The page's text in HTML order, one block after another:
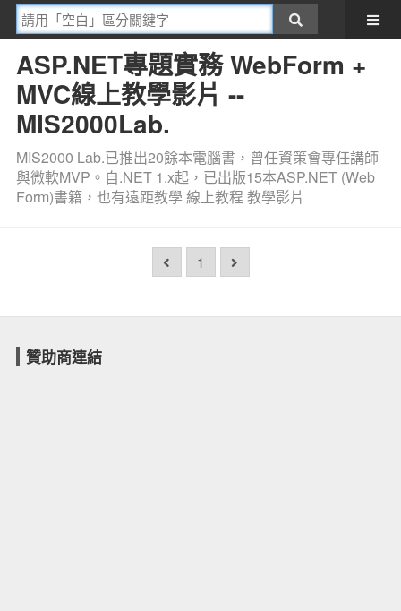
ASP.NET專題實務 WebForm +
MVC線上教學影片 --
MIS2000Lab.
MIS2000 Lab.已推出20餘本電腦書，曾任資策會專任講師
與微軟MVP。自.NET 1.x起，已出版15本ASP.NET (Web
Form)書籍，也有遠距教學 線上教程 教學影片
1
贊助商連結